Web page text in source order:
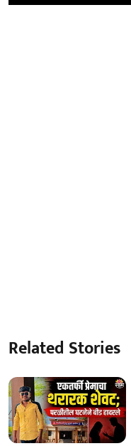
Related Stories